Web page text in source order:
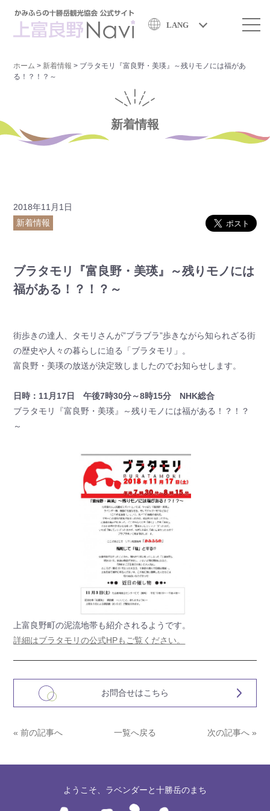
LANG
ホーム > 新着情報 > ブラタモリ『富良野・美瑛』～残りモノには福があ
る！？！？～
新着情報
2018年11月1日
新着情報
ブラタモリ『富良野・美瑛』～残りモノには
福がある！？！？～
街歩きの達人、タモリさんが”ブラブラ”歩きながら知られざる街
の歴史や人々の暮らしに迫る「ブラタモリ」。
富良野・美瑛の放送が決定致しましたのでお知らせします。
日時：11月17日 午後7時30分～8時15分 NHK総合
ブラタモリ『富良野・美瑛』～残りモノには福がある！？！？
～
上富良野町の泥流地帯も紹介されるようです。
詳細はブラタモリの公式HPもご覧ください。
お問合せはこちら
« 前の記事へ 一覧へ戻る 次の記事へ »
ようこそ、ラベンダーと十勝岳のまち